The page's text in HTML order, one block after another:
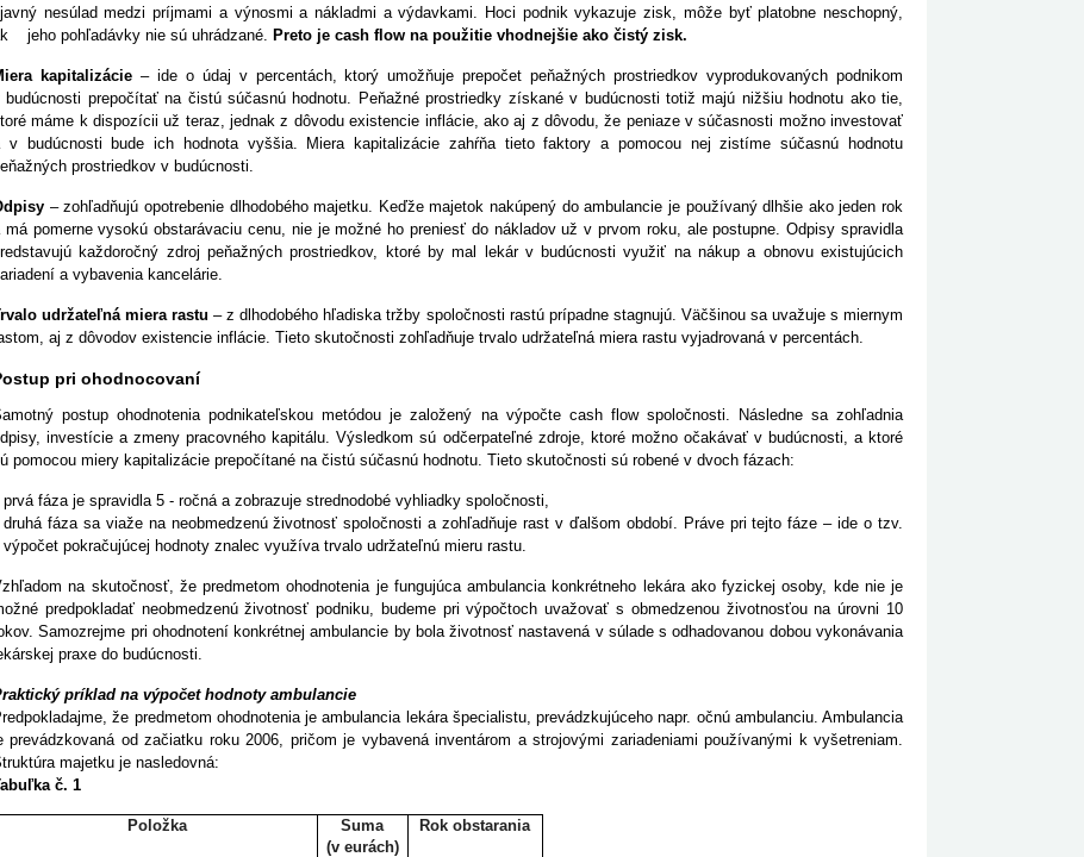
nesúlad medzi príjmami a výnosmi a nákladmi a výdavkami. Hoci podnik vykazuje zisk, môže byť platobne neschopný,
jeho pohľadávky nie sú uhrádzané. Preto je cash flow na použitie vhodnejšie ako čistý zisk.
kapitalizácie– ide o údaj v percentách, ktorý umožňuje prepočet peňažných prostriedkov vyprodukovaných podnikom
budúcnosti prepočítať na čistú súčasnú hodnotu. Peňažné prostriedky získané v budúcnosti totiž majú nižšiu hodnotu ako tie,
máme k dispozícii už teraz, jednak z dôvodu existencie inflácie, ako aj z dôvodu, že peniaze v súčasnosti možno investovať
v budúcnosti bude ich hodnota vyššia. Miera kapitalizácie zahŕňa tieto faktory a pomocou nej zistíme súčasnú hodnotu
prostriedkov v budúcnosti.
– zohľadňujú opotrebenie dlhodobého majetku. Keďže majetok nakúpený do ambulancie je používaný dlhšie ako jeden rok
má pomerne vysokú obstarávaciu cenu, nie je možné ho preniesť do nákladov už v prvom roku, ale postupne. Odpisy spravidla
každoročný zdroj peňažných prostriedkov, ktoré by mal lekár v budúcnosti využiť na nákup a obnovu existujúcich
a vybavenia kancelárie.
udržateľná miera rastu – z dlhodobého hľadiska tržby spoločnosti rastú prípadne stagnujú. Väčšinou sa uvažuje s miernym
aj z dôvodov existencie inflácie. Tieto skutočnosti zohľadňuje trvalo udržateľná miera rastu vyjadrovaná v percentách.
pri ohodnocovaní
postup ohodnotenia podnikateľskou metódou je založený na výpočte cash flow spoločnosti. Následne sa zohľadnia
investície a zmeny pracovného kapitálu. Výsledkom sú odčerpateľné zdroje, ktoré možno očakávať v budúcnosti, a ktoré
pomocou miery kapitalizácie prepočítané na čistú súčasnú hodnotu. Tieto skutočnosti sú robené v dvoch fázach:
prvá fáza je spravidla 5 - ročná a zobrazuje strednodobé vyhliadky spoločnosti,
druhá fáza sa viaže na neobmedzenú životnosť spoločnosti a zohľadňuje rast v ďalšom období. Práve pri tejto fáze – ide o tzv.
výpočet pokračujúcej hodnoty znalec využíva trvalo udržateľnú mieru rastu.
na skutočnosť, že predmetom ohodnotenia je fungujúca ambulancia konkrétneho lekára ako fyzickej osoby, kde nie je
predpokladať neobmedzenú životnosť podniku, budeme pri výpočtoch uvažovať s obmedzenou životnosťou na úrovni 10
Samozrejme pri ohodnotení konkrétnej ambulancie by bola životnosť nastavená v súlade s odhadovanou dobou vykonávania
praxe do budúcnosti.
príklad na výpočet hodnoty ambulancie
že predmetom ohodnotenia je ambulancia lekára špecialistu, prevádzkujúceho napr. očnú ambulanciu. Ambulancia
prevádzkovaná od začiatku roku 2006, pričom je vybavená inventárom a strojovými zariadeniami používanými k vyšetreniam.
majetku je nasledovná:
č. 1
Položka
Suma
(v eurách)
Rok obstarania